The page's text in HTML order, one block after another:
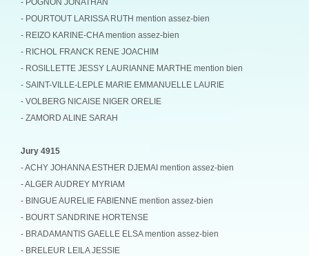
- POGNON JONATHAN
- POURTOUT LARISSA RUTH mention assez-bien
- REIZO KARINE-CHA mention assez-bien
- RICHOL FRANCK RENE JOACHIM
- ROSILLETTE JESSY LAURIANNE MARTHE mention bien
- SAINT-VILLE-LEPLE MARIE EMMANUELLE LAURIE
- VOLBERG NICAISE NIGER ORELIE
- ZAMORD ALINE SARAH
Jury 4915
- ACHY JOHANNA ESTHER DJEMAI mention assez-bien
- ALGER AUDREY MYRIAM
- BINGUE AURELIE FABIENNE mention assez-bien
- BOURT SANDRINE HORTENSE
- BRADAMANTIS GAELLE ELSA mention assez-bien
- BRELEUR LEILA JESSIE